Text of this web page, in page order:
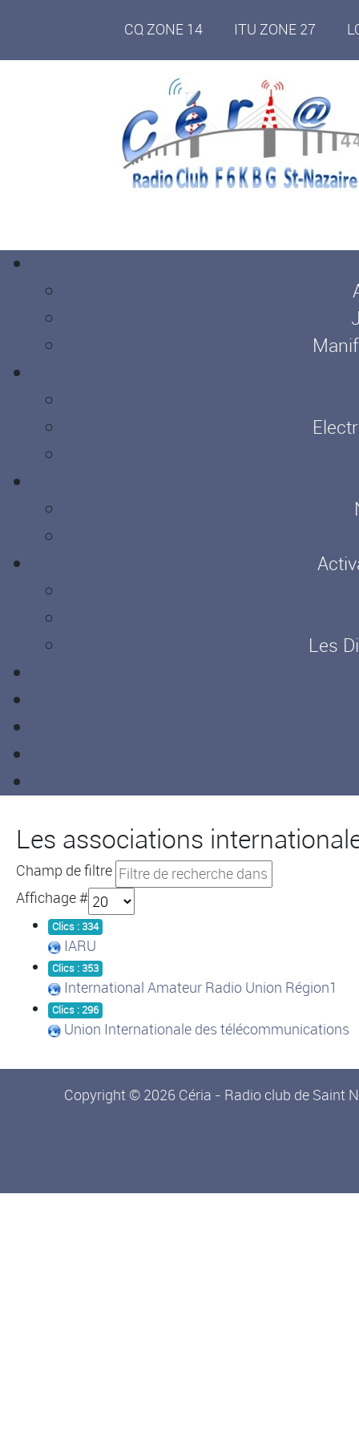
CQ ZONE 14 ITU ZONE 27
Les
Les associations
Champ de filtre
Affichage #
Clics : 334
IARU
Clics : 353
International Amateur Radio Union Région1
Clics : 296
Union Internationale des télécommunications
Copyright © 2026 Céria - Radio club de Saint